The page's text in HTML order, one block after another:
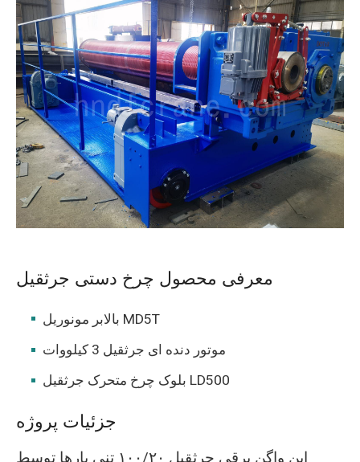
معرفی محصول چرخ دستی جرثقیل
بالابر مونوریل MD5T
موتور دنده ای جرثقیل 3 کیلووات
بلوک چرخ متحرک جرثقیل LD500
جزئیات پروژه
Беларуская мова
Kiswahili
Dansk
Norsk
O‘zbekcha